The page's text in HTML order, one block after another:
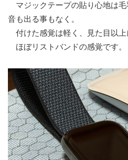
マジックテープの貼り心地は
音も出る事もなく。
付けた感覚は軽く、見た目以上
ほぼリストバンドの感覚です。